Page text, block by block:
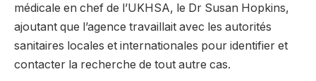
médicale en chef de l’UKHSA, le Dr Susan Hopkins,
ajoutant que l’agence travaillait avec les autorités
sanitaires locales et internationales pour identifier et
contacter la recherche de tout autre cas.